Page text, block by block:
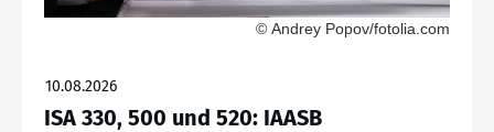
© Andrey Popov/fotolia.com
10.08.2026
ISA 330, 500 und 520: IAASB